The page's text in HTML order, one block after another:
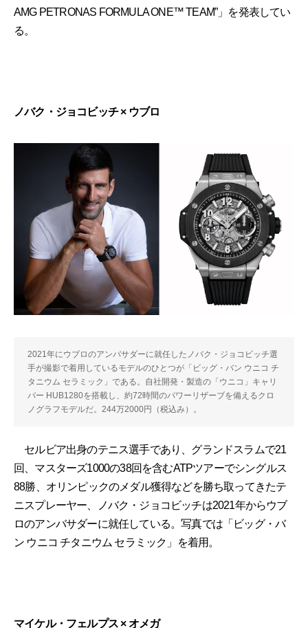
AMG PETRONAS FORMULA ONE™ TEAM”」を発表してい
る。
ノバク・ジョコビッチ × ウブロ
2021年にウブロのアンバサダーに就任したノバク・ジョコビッチ選
手が撮影で着用しているモデルのひとつが「ビッグ・バン ウニコ チ
タニウム セラミック」である。自社開発・製造の「ウニコ」キャリ
バー HUB1280を搭載し、約72時間のパワーリザーブを備えるクロ
ノグラフモデルだ。244万2000円（税込み）。
セルビア出身のテニス選手であり、グランドスラムで21
回、マスターズ1000の38回を含むATPツアーでシングルス
88勝、オリンピックのメダル獲得などを勝ち取ってきたテ
ニスプレーヤー、ノバク・ジョコビッチは2021年からウブ
ロのアンバサダーに就任している。写真では「ビッグ・バ
ン ウニコ チタニウム セラミック」を着用。
マイケル・フェルプス × オメガ